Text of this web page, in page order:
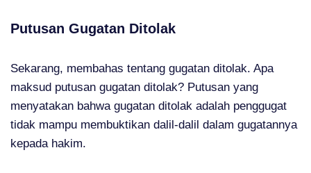
Putusan Gugatan Ditolak
Sekarang, membahas tentang gugatan ditolak. Apa
maksud putusan gugatan ditolak? Putusan yang
menyatakan bahwa gugatan ditolak adalah penggugat
tidak mampu membuktikan dalil-dalil dalam gugatannya
kepada hakim.